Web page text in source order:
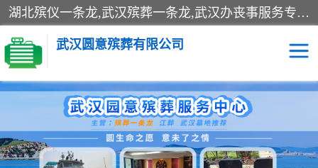
湖北殡仪一条龙,武汉殡葬一条龙,武汉办丧事服务专理红白佛事、病人临终关怀、医院或家中老人去世穿寿衣、灵车遗体接运、殡仪馆告别厅预约、办理火葬场手续、民俗丧事策划、遗体告别仪式、民俗礼仪服务、殡葬礼仪策划、陵园墓位导购、寺庙塔位择吉、往生功德策划、民俗功德策划、异地殡葬礼仪服务、异地骨灰接送返乡
武汉圆意殡葬有限公司
殡葬一条龙服务 江葬一条龙服务
武汉锦辉天堂文化园 仙鹤湖湿地公园